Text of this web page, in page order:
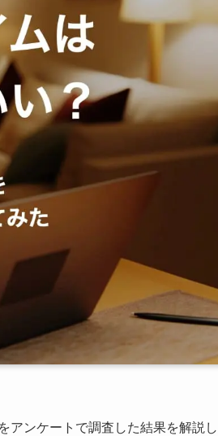
アンケートで調査した結果を解説し